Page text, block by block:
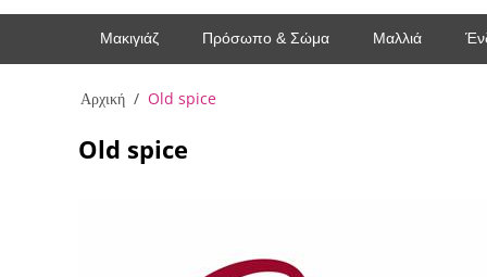
Μακιγιάζ Πρόσωπο & Σώμα Μαλλιά
Αρχική / Old spice
Old spice